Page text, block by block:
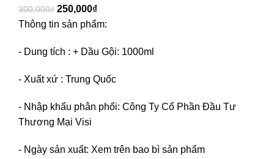
300,000₫ 250,000₫
Thông tin sản phẩm:
- Dung tích : + Dầu Gội: 1000ml
- Xuất xứ : Trung Quốc
- Nhập khẩu phân phối: Công Ty Cổ Phần Đầu Tư
Thương Mại Visi
- Ngày sản xuất: Xem trên bao bì sản phẩm